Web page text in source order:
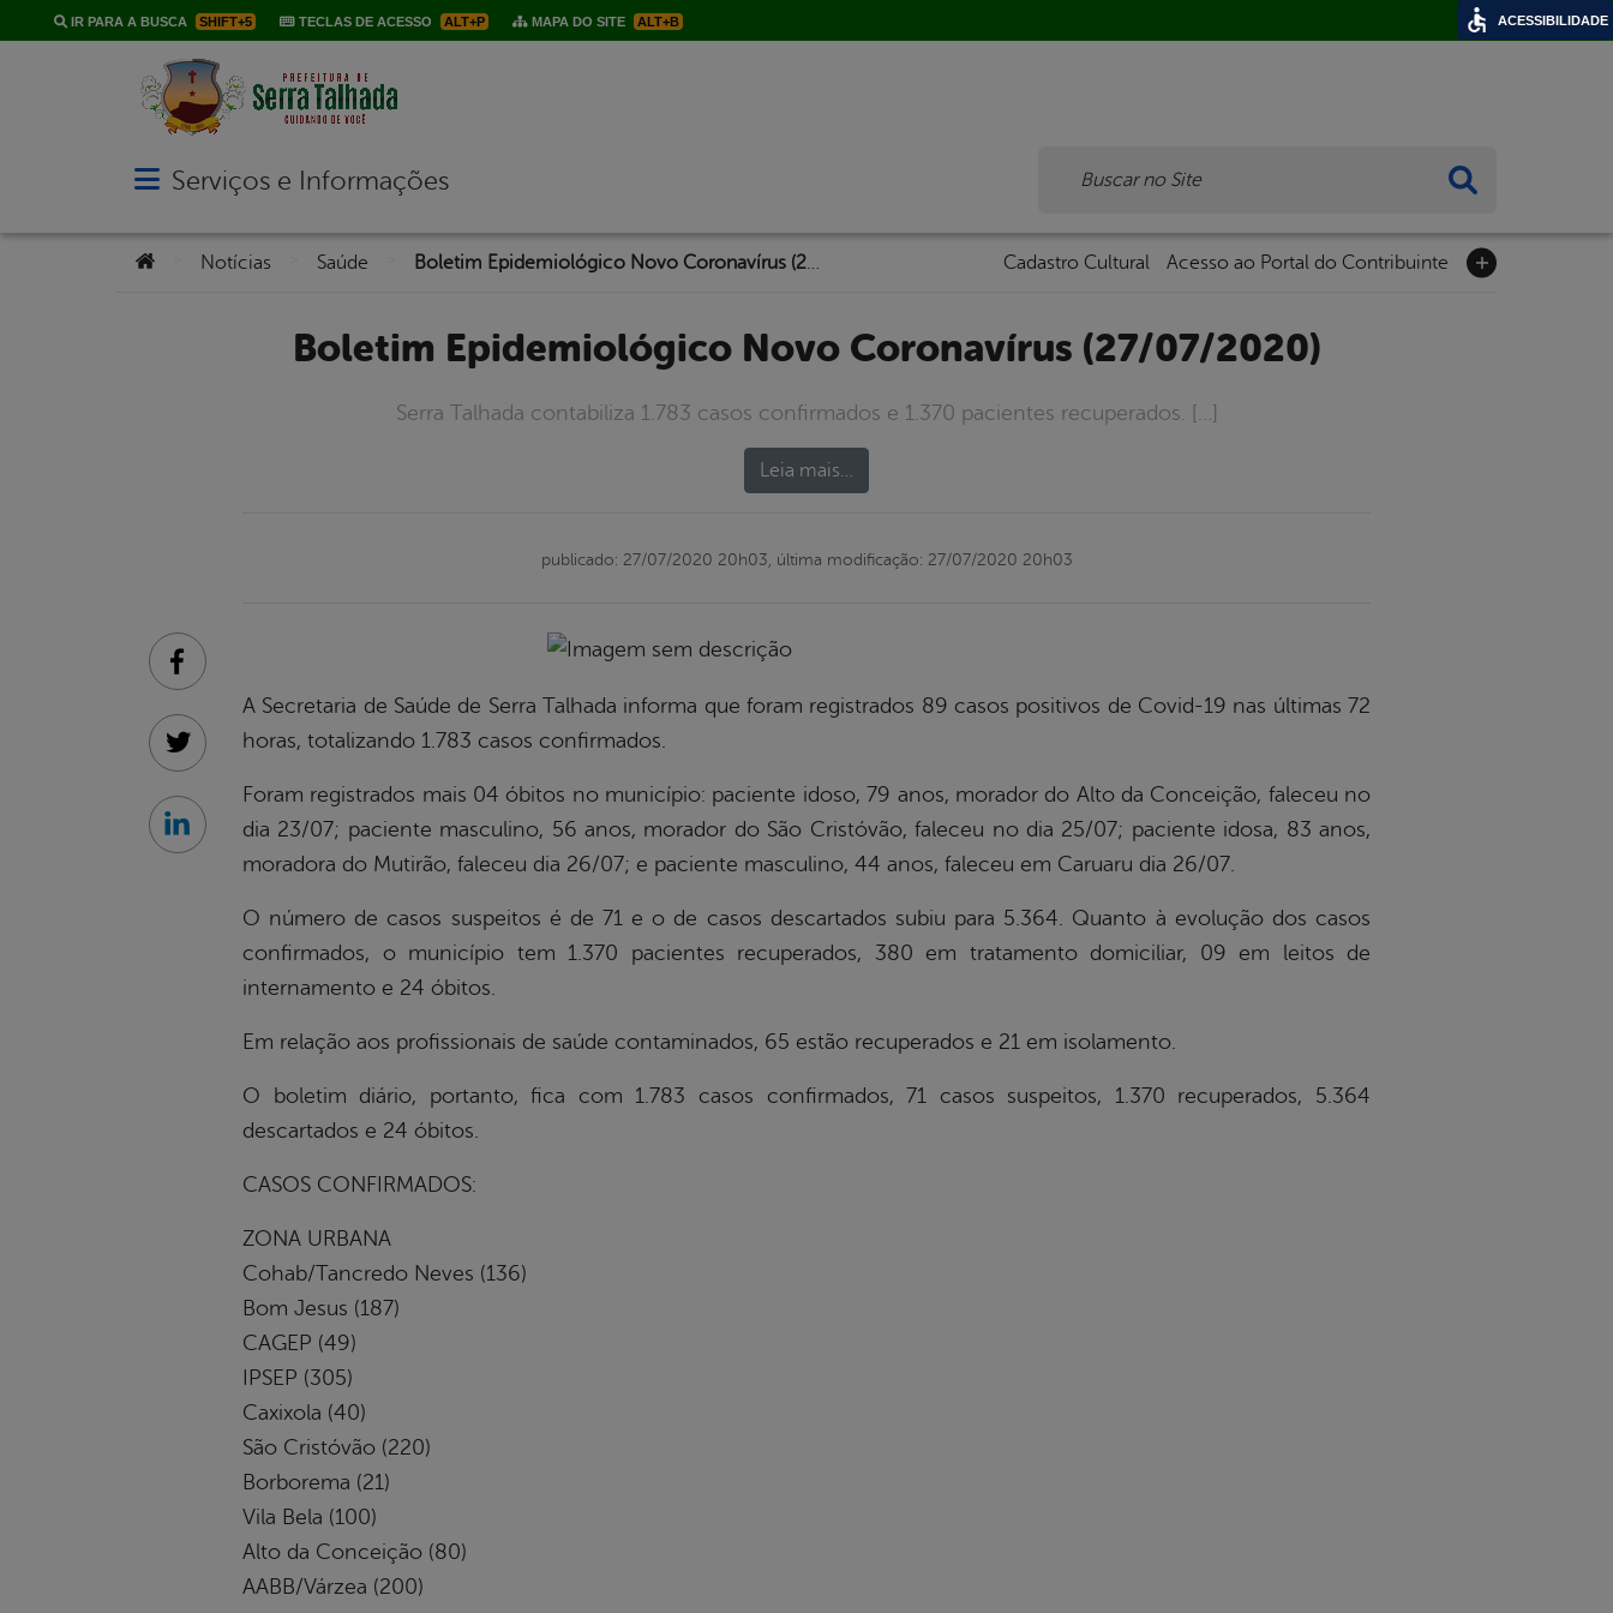
IR PARA A BUSCA SHIFT+5 TECLAS DE ACESSO ALT+P MAPA DO SITE ALT+B
Abrir menu principal de navegação
Serviços e Informações
Você está aqui:
Notícias Saúde Cadastro Cultural Acesso ao Portal do Contribuinte
Boletim Epidemiológico Novo Coronavírus (27/07/2020)
Serra Talhada contabiliza 1.783 casos confirmados e 1.370 pacientes recuperados. […]
Leia mais…
publicado: 27/07/2020 20h03, última modificação: 27/07/2020 20h03
A Secretaria de Saúde de Serra Talhada informa que foram registrados 89 casos positivos de Covid-19 nas últimas 72
horas, totalizando 1.783 casos confirmados.
Foram registrados mais 04 óbitos no município: paciente idoso, 79 anos, morador do Alto da Conceição, faleceu no
dia 23/07; paciente masculino, 56 anos, morador do São Cristóvão, faleceu no dia 25/07; paciente idosa, 83 anos,
moradora do Mutirão, faleceu dia 26/07; e paciente masculino, 44 anos, faleceu em Caruaru dia 26/07.
O número de casos suspeitos é de 71 e o de casos descartados subiu para 5.364. Quanto à evolução dos casos
confirmados, o município tem 1.370 pacientes recuperados, 380 em tratamento domiciliar, 09 em leitos de
internamento e 24 óbitos.
Em relação aos profissionais de saúde contaminados, 65 estão recuperados e 21 em isolamento.
O boletim diário, portanto, fica com 1.783 casos confirmados, 71 casos suspeitos, 1.370 recuperados, 5.364
descartados e 24 óbitos.
CASOS CONFIRMADOS:
ZONA URBANA
Cohab/Tancredo Neves (136)
Bom Jesus (187)
CAGEP (49)
IPSEP (305)
Caxixola (40)
São Cristóvão (220)
Borborema (21)
Vila Bela (100)
Alto da Conceição (80)
AABB/Várzea (200)
Facebook
Twitter
Linkedin
ACESSIBILIDADE